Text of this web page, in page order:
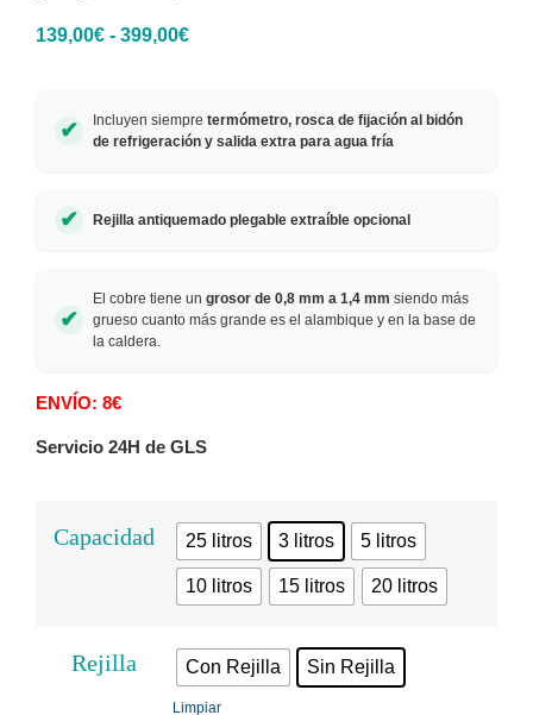
139,00€ - 399,00€
Incluyen siempre termómetro, rosca de fijación al bidón
de refrigeración y salida extra para agua fría
Rejilla antiquemado plegable extraíble opcional
El cobre tiene un grosor de 0,8 mm a 1,4 mm siendo más
grueso cuanto más grande es el alambique y en la base de
la caldera.
ENVÍO: 8€
Servicio 24H de GLS
Capacidad 25 litros 3 litros 5 litros
10 litros 15 litros 20 litros
Rejilla Con Rejilla Sin Rejilla
Limpiar